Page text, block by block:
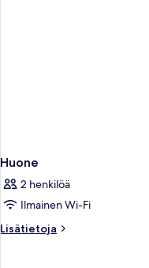
Huone
2 henkilöä
Ilmainen Wi-Fi
Lisätietoja
Lisätietoja